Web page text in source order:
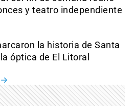
y teatro independiente
la historia de Santa
óptica de El Litoral